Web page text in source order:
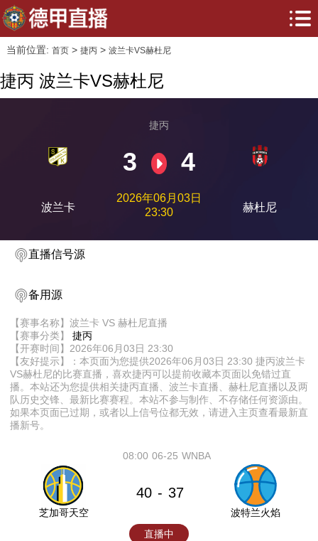
当前位置: 首页> 捷丙> 波兰卡VS赫杜尼
捷丙 波兰卡VS赫杜尼
波兰卡
捷丙
3 4
2026年06月03日
23:30
赫杜尼
直播信号源
备用源
【赛事名称】波兰卡 VS 赫杜尼直播
【赛事分类】 捷丙
【开赛时间】2026年06月03日 23:30
【友好提示】：本页面为您提供2026年06月03日 23:30 捷丙波兰卡
VS赫杜尼的比赛直播，喜欢捷丙可以提前收藏本页面以免错过直
播。本站还为您提供相关捷丙直播、波兰卡直播、赫杜尼直播以及两
队历史交锋、最新比赛赛程。本站不参与制作、不存储任何资源由。
如果本页面已过期，或者以上信号位都无效，请进入主页查看最新直
播新号。
06-25
08:00 WNBA
芝加哥天空
40 - 37
波特兰火焰
直播中